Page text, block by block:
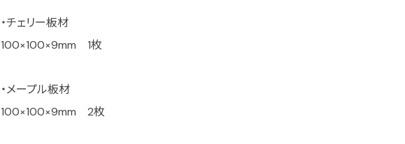
・チェリー板材
100×100×9mm 1枚
・メープル板材
100×100×9mm 2枚